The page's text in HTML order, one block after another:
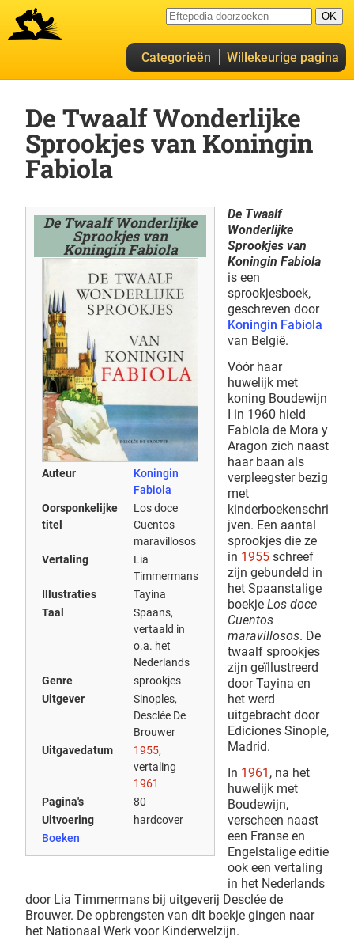
Categorieën Willekeurige pagina
De Twaalf Wonderlijke
Sprookjes van Koningin
Fabiola
De Twaalf Wonderlijke
Sprookjes van
Koningin Fabiola
Auteur
Koningin
Fabiola
Oorsponkelijke
titel
Los doce
Cuentos
maravillosos
Vertaling
Lia
Timmermans
Illustraties
Tayina
Taal
Spaans,
vertaald in
o.a. het
Nederlands
Genre
sprookjes
Uitgever
Sinoples,
Desclée De
Brouwer
Uitgavedatum
1955,
vertaling
1961
Pagina's
80
Uitvoering
hardcover
Boeken
De Twaalf
Wonderlijke
Sprookjes van
Koningin Fabiola
is een
sprookjesboek,
geschreven door
Koningin Fabiola
van België.
Vóór haar
huwelijk met
koning Boudewijn
I in 1960 hield
Fabiola de Mora y
Aragon zich naast
haar baan als
verpleegster bezig
met
kinderboekenschri
jven. Een aantal
sprookjes die ze
in 1955 schreef
zijn gebundeld in
het Spaanstalige
boekje Los doce
Cuentos
maravillosos. De
twaalf sprookjes
zijn geïllustreerd
door Tayina en
het werd
uitgebracht door
Ediciones Sinople,
Madrid.
In 1961 , na het
huwelijk met
Boudewijn,
verscheen naast
een Franse en
Engelstalige editie
ook een vertaling
in het Nederlands
door Lia Timmermans bij uitgeverij Desclée de
Brouwer. De opbrengsten van dit boekje gingen naar
het Nationaal Werk voor Kinderwelzijn.